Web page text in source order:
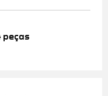
peças